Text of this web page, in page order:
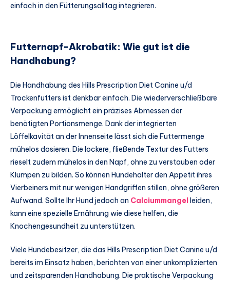
einfach in den Fütterungsalltag integrieren.
Futternapf-Akrobatik: Wie gut ist die
Handhabung?
Die Handhabung des Hills Prescription Diet Canine u/d
Trockenfutters ist denkbar einfach. Die wiederverschließbare
Verpackung ermöglicht ein präzises Abmessen der
benötigten Portionsmenge. Dank der integrierten
Löffelkavität an der Innenseite lässt sich die Futtermenge
mühelos dosieren. Die lockere, fließende Textur des Futters
rieselt zudem mühelos in den Napf, ohne zu verstauben oder
Klumpen zu bilden. So können Hundehalter den Appetit ihres
Vierbeiners mit nur wenigen Handgriffen stillen, ohne größeren
Aufwand. Sollte Ihr Hund jedoch an Calciummangelleiden,
kann eine spezielle Ernährung wie diese helfen, die
Knochengesundheit zu unterstützen.
Viele Hundebesitzer, die das Hills Prescription Diet Canine u/d
bereits im Einsatz haben, berichten von einer unkomplizierten
und zeitsparenden Handhabung. Die praktische Verpackung